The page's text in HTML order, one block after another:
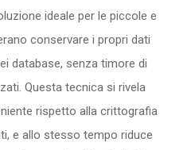
ideale per le piccole e
conservare i propri dati
database, senza timore di
Questa tecnica si rivela
rispetto alla crittografia
e allo stesso tempo riduce